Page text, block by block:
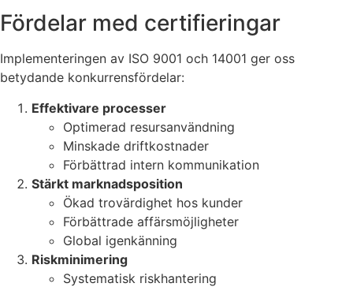
Fördelar med certifieringar
Implementeringen av ISO 9001 och 14001 ger oss
betydande konkurrensfördelar:
Effektivare processer
Optimerad resursanvändning
Minskade driftkostnader
Förbättrad intern kommunikation
Stärkt marknadsposition
Ökad trovärdighet hos kunder
Förbättrade affärsmöjligheter
Global igenkänning
Riskminimering
Systematisk riskhantering